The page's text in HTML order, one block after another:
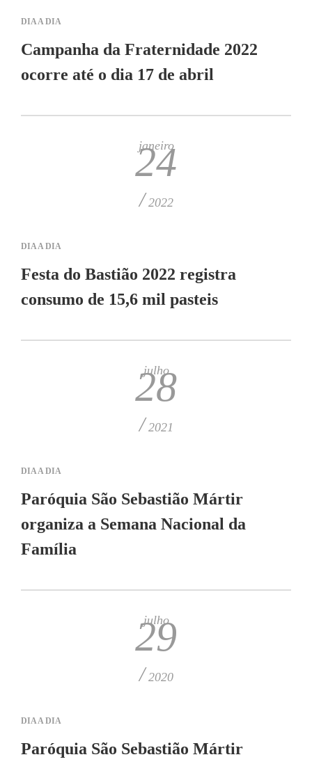
DIA A DIA
Campanha da Fraternidade 2022
ocorre até o dia 17 de abril
janeiro
24
/ 2022
DIA A DIA
Festa do Bastião 2022 registra
consumo de 15,6 mil pasteis
julho
28
/ 2021
DIA A DIA
Paróquia São Sebastião Mártir
organiza a Semana Nacional da
Família
julho
29
/ 2020
DIA A DIA
Paróquia São Sebastião Mártir